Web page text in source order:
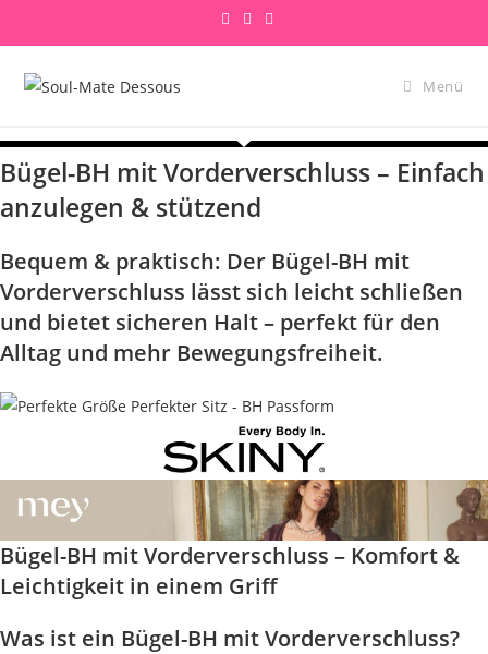
Menü
Bügel-BH mit Vorderverschluss – Einfach
anzulegen & stützend
Bequem & praktisch: Der Bügel-BH mit
Vorderverschluss lässt sich leicht schließen
und bietet sicheren Halt – perfekt für den
Alltag und mehr Bewegungsfreiheit.
Bügel-BH mit Vorderverschluss – Komfort &
Leichtigkeit in einem Griff
Was ist ein Bügel-BH mit Vorderverschluss?